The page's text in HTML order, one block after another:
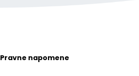
Pravne napomene